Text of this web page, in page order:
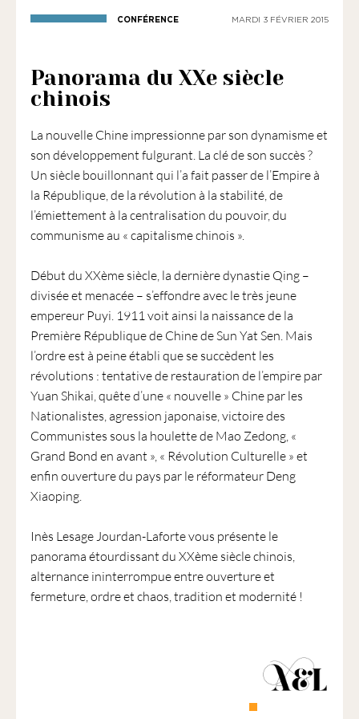
ayant
culturelle.
CONFÉRENCE MARDI 3 FÉVRIER 2015
Panorama du XXe siècle
chinois
La nouvelle Chine impressionne par son dynamisme et
son développement fulgurant. La clé de son succès ?
Un siècle bouillonnant qui l’a fait passer de l’Empire à
la République, de la révolution à la stabilité, de
l’émiettement à la centralisation du pouvoir, du
communisme au « capitalisme chinois ».
Début du XXème siècle, la dernière dynastie Qing –
divisée et menacée – s’effondre avec le très jeune
empereur Puyi. 1911 voit ainsi la naissance de la
Première République de Chine de Sun Yat Sen. Mais
l’ordre est à peine établi que se succèdent les
révolutions : tentative de restauration de l’empire par
Yuan Shikai, quête d’une « nouvelle » Chine par les
Nationalistes, agression japonaise, victoire des
Communistes sous la houlette de Mao Zedong, «
Grand Bond en avant », « Révolution Culturelle » et
enfin ouverture du pays par le réformateur Deng
Xiaoping.
Inès Lesage Jourdan-Laforte vous présente le
panorama étourdissant du XXème siècle chinois,
alternance ininterrompue entre ouverture et
fermeture, ordre et chaos, tradition et modernité !